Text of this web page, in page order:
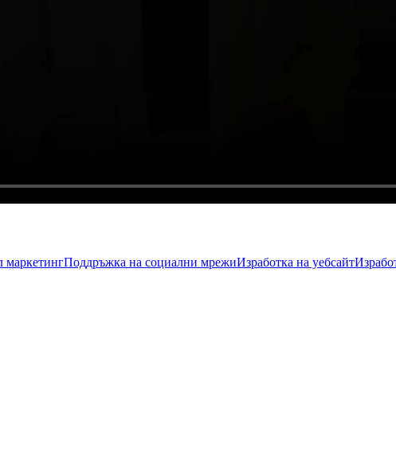
маркетингПоддръжка на социални мрежиИзработка на уебсайт